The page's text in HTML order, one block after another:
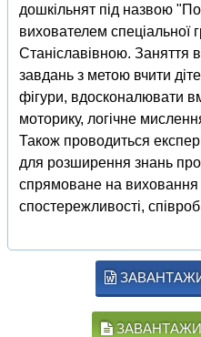
дошкільнят під назвою
вихователем
Станіславівною. Заняття
завдань з метою вчити
фігури, вдосконалювати
моторику, логічне
Також проводиться
для розширення знань
спрямоване на виховання
спостережливості,